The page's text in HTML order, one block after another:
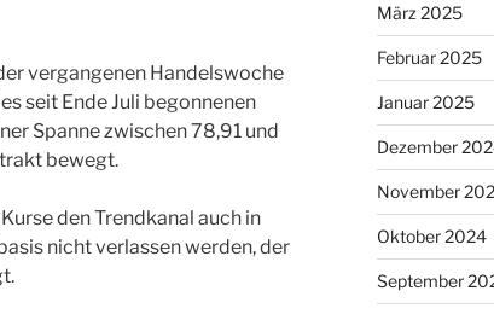
vergangenen Handelswoche
seit Ende Juli begonnenen
Spanne zwischen 78,91 und
bewegt.
den Trendkanal auch in
nicht verlassen werden, der
März 2025
Februar 2025
Januar 2025
Dezember
November
Oktober 2024
September